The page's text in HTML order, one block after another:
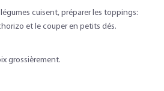
cuisent, préparer les toppings:
et le couper en petits dés.
grossièrement.